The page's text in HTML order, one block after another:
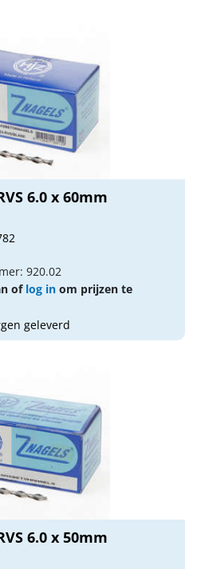
6.0 x 60mm
920.02
of log in om prijzen te
geleverd
6.0 x 50mm